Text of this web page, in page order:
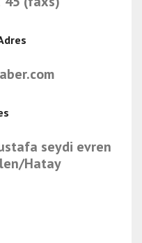
seydi evren
Hatay